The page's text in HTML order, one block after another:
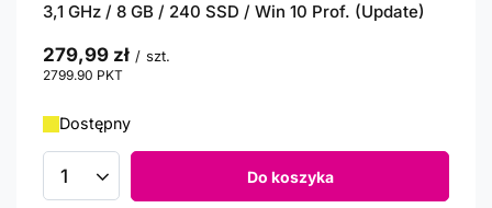
3,1 GHz / 8 GB / 240 SSD / Win 10 Prof. (Update)
279,99 zł / szt.
2799.90 PKT
Dostępny
Ilość produktów Do koszyka